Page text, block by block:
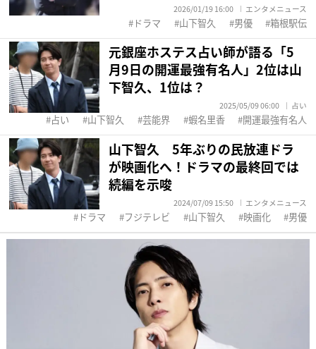
2026/01/19 16:00 エンタメニュース
ドラマ 山下智久 男優 箱根駅伝
元銀座ホステス占い師が語る「5
月9日の開運最強有名人」2位は山
下智久、1位は？
2025/05/09 06:00 占い
占い 山下智久 芸能界 蝦名里香 開運最強有名人
山下智久 5年ぶりの民放連ドラ
が映画化へ！ドラマの最終回では
続編を示唆
2024/07/09 15:50 エンタメニュース
ドラマ フジテレビ 山下智久 映画化 男優